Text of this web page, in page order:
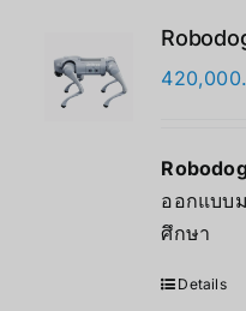
ออกแบบ
ศึกษา
Details